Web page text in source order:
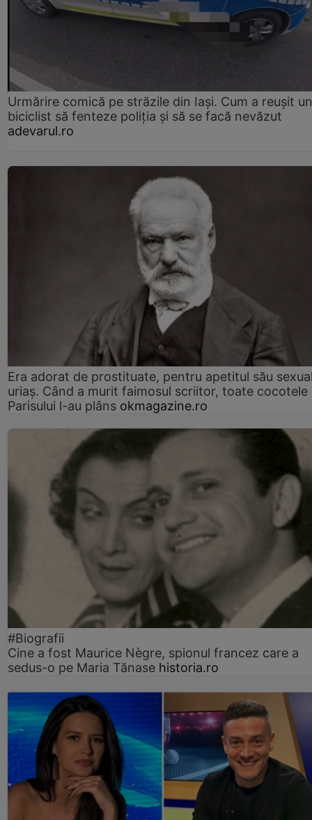
Urmărire comică pe străzile din Iași. Cum a reușit un
biciclist să fenteze poliția și să se facă nevăzut
adevarul.ro
Era adorat de prostituate, pentru apetitul său
uriaș. Când a murit faimosul scriitor, toate cocotele
Parisului l-au plâns okmagazine.ro
#Biografii
Cine a fost Maurice Nègre, spionul francez care a
sedus-o pe Maria Tănase historia.ro